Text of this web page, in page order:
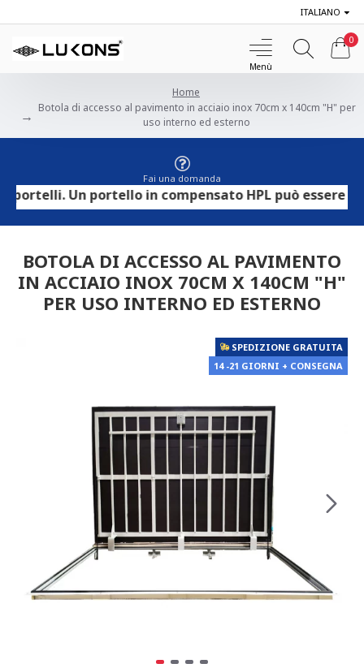
ITALIANO
0
Home
Botola di accesso al pavimento in acciaio inox 70cm x 140cm "H" per
uso interno ed esterno
Fai una domanda
Un portello in compensato HPL può essere
BOTOLA DI ACCESSO AL PAVIMENTO
IN ACCIAIO INOX 70CM X 140CM "H"
PER USO INTERNO ED ESTERNO
SPEDIZIONE GRATUITA
14 -21 GIORNI + CONSEGNA